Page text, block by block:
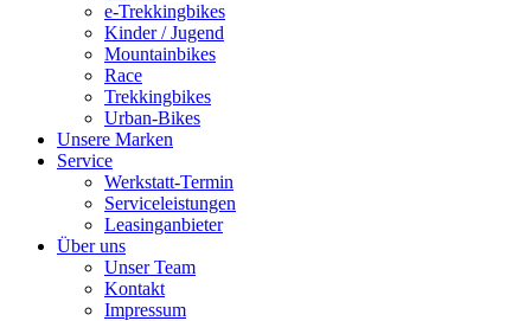
e-Trekkingbikes
Kinder / Jugend
Mountainbikes
Race
Trekkingbikes
Urban-Bikes
Unsere Marken
Service
Werkstatt-Termin
Serviceleistungen
Leasinganbieter
Über uns
Unser Team
Kontakt
Impressum